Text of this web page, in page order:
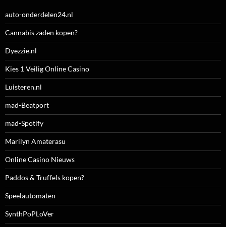
auto-onderdelen24.nl
Cannabis zaden kopen?
Dyezzie.nl
Kies 1 Veilig Online Casino
Luisteren.nl
mad-Beatport
mad-Spotify
Marilyn Amaterasu
Online Casino Nieuws
Paddos & Truffels kopen?
Speelautomaten
SynthPoPLoVer